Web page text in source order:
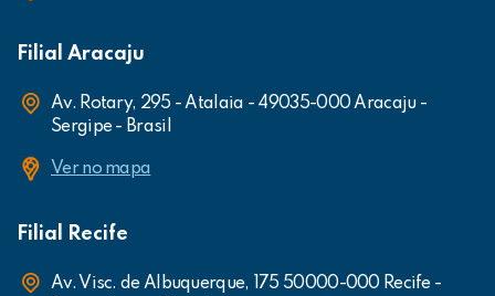
Filial Aracaju
Av. Rotary, 295 - Atalaia - 49035-000 Aracaju -
Sergipe - Brasil
Ver no mapa
Filial Recife
Av. Visc. de Albuquerque, 175 50000-000 Recife -